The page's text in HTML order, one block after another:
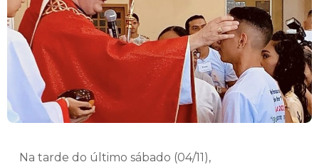
Na tarde do último sábado (04/11),